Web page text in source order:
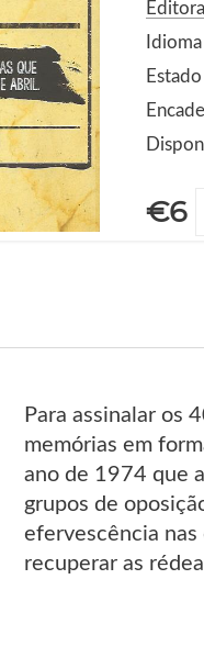
€6
Para assinalar os
memórias em
ano de 1974 que
grupos de
efervescência nas
recuperar as